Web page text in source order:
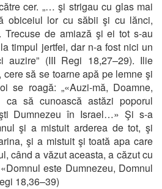
cer. „… şi strigau cu glas mai
obiceiul lor cu săbii şi cu lănci,
Trecuse de amiază şi ei tot s-au
timpul jertfei, dar n-a fost nici un
auzire” (III Regi 18,27–29). Ilie
să se toarne apă pe lemne şi
se roagă: „«Auzi-mă, Doamne,
să cunoască astăzi poporul
Dumnezeu în Israel…» Şi s-a
şi a mistuit arderea de tot, şi
şi a mistuit şi toată apa care
când a văzut aceasta, a căzut cu
este Dumnezeu, Domnul
18,36–39)